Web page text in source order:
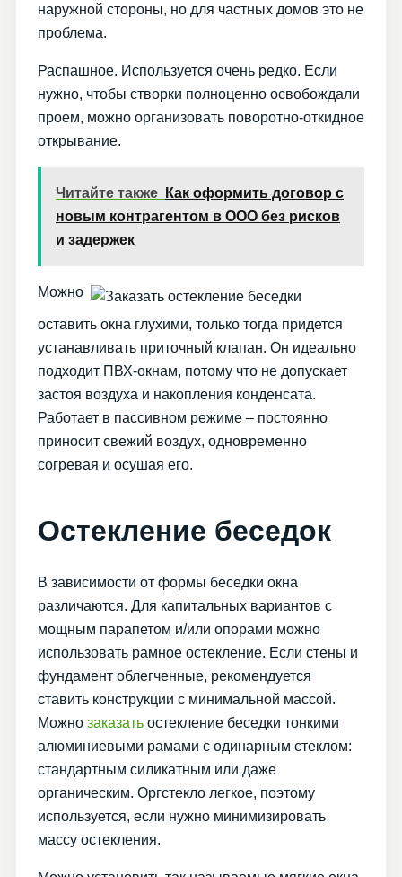
наружной стороны, но для частных домов это не
проблема.
Распашное. Используется очень редко. Если
нужно, чтобы створки полноценно освобождали
проем, можно организовать поворотно-откидное
открывание.
Читайте также
Как оформить договор с
новым контрагентом в ООО без рисков
и задержек
Можно
оставить окна глухими, только тогда придется
устанавливать приточный клапан. Он идеально
подходит ПВХ-окнам, потому что не допускает
застоя воздуха и накопления конденсата.
Работает в пассивном режиме – постоянно
приносит свежий воздух, одновременно
согревая и осушая его.
Остекление беседок
В зависимости от формы беседки окна
различаются. Для капитальных вариантов с
мощным парапетом и/или опорами можно
использовать рамное остекление. Если стены и
фундамент облегченные, рекомендуется
ставить конструкции с минимальной массой.
Можно заказать остекление беседки тонкими
алюминиевыми рамами с одинарным стеклом:
стандартным силикатным или даже
органическим. Оргстекло легкое, поэтому
используется, если нужно минимизировать
массу остекления.